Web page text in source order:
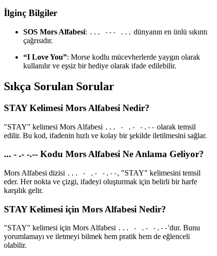
İlginç Bilgiler
SOS Mors Alfabesi: ... --- ... dünyanın en ünlü sıkıntı
çağrısıdır.
“I Love You”: Morse kodlu mücevherlerde yaygın olarak
kullanılır ve eşsiz bir hediye olarak ifade edilebilir.
Sıkça Sorulan Sorular
STAY Kelimesi Mors Alfabesi Nedir?
"STAY" kelimesi Mors Alfabesi ... - .- -.-- olarak temsil
edilir. Bu kod, ifadenin hızlı ve kolay bir şekilde iletilmesini sağlar.
... - .- -.-- Kodu Mors Alfabesi Ne Anlama Geliyor?
Mors Alfabesi dizisi ... - .- -.-- , "STAY" kelimesini temsil
eder. Her nokta ve çizgi, ifadeyi oluşturmak için belirli bir harfe
karşılık gelir.
STAY Kelimesi için Mors Alfabesi Nedir?
"STAY" kelimesi için Mors Alfabesi ... - .- -.--'dur. Bunu
yorumlamayı ve iletmeyi bilmek hem pratik hem de eğlenceli
olabilir.